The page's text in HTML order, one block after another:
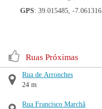
GPS: 39.015485, -7.061316
Ruas Próximas
Rua de Arronches
24 m
Rua Francisco Marchã